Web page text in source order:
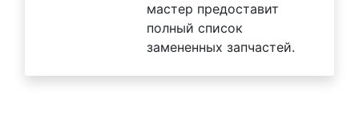
мастер предоставит
полный список
замененных запчастей.